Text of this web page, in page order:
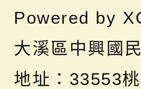
Powered by
大溪區中興國
地址： 33553